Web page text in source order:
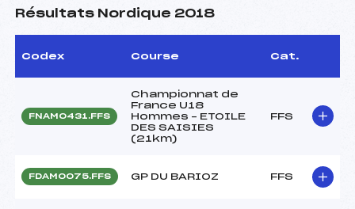
Résultats Nordique 2018
Codex Course Cat.
FNAM0431.FFS
Championnat de
France U18
Hommes – ETOILE
DES SAISIES
(21km)
FFS
FDAM0075.FFS GP DU BARIOZ FFS